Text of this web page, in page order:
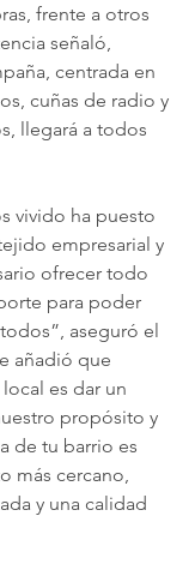
frente a otros
señaló,
centrada en
cuñas de radio y
llegará a todos
vivido ha puesto
empresarial y
ofrecer todo
para poder
aseguró el
añadió que
es dar un
propósito y
de tu barrio es
más cercano,
y una calidad